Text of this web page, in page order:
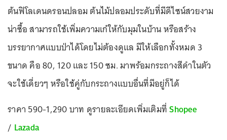
ต้นฟิโลเดนดรอนปลอม ต้นไม้ปลอมประดับที่มีดีไซน์สวยงาม
น่าซื้อ สามารถใช้เพิ่มความเก๋ให้กับมุมในบ้าน หรือสร้าง
บรรยากาศแบบป่าได้โดยไม่ต้องดูแล มีให้เลือกทั้งหมด 3
ขนาด คือ 80, 120 และ 150 ซม. มาพร้อมกระถางสีดำในตัว
จะใช้เดี่ยวๆ หรือใช้คู่กับกระถางแบบอื่นที่มีอยู่ก็ได้
ราคา 590-1,290 บาท ดูรายละเอียดเพิ่มเติมที่Shopee
/ Lazada